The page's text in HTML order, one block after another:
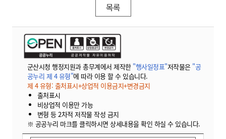
목록
군산시청 행정지원과 총무계에서 제작한 "행사일정표"저작물은 "공
공누리 제 4 유형"에 따라 이용 할 수 있습니다.
제 4 유형: 출처표시+상업적 이용금지+변경금지
출처표시
비상업적 이용만 가능
변형 등 2차적 저작물 작성 금지
※ 공공누리 마크를 클릭하시면 상세내용을 확인 하실 수 있습니다.